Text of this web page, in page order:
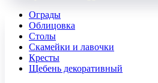
Ограды
Облицовка
Столы
Скамейки и лавочки
Кресты
Щебень декоративный